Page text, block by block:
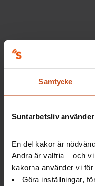
Samtycke
Suntarbetsliv
En del kakor är
Andra är valfria – och
kakorna använder vi för
Göra inställningar,